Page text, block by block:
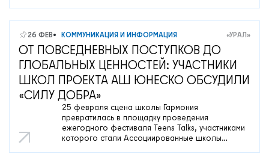
край, Ульяновская область, г. Казань, г.
Мариуполь, г. Санкт-Петербург.
26 ФЕВ КОММУНИКАЦИЯ И ИНФОРМАЦИЯ «УРАЛ»
ОТ ПОВСЕДНЕВНЫХ ПОСТУПКОВ ДО
ГЛОБАЛЬНЫХ ЦЕННОСТЕЙ: УЧАСТНИКИ
ШКОЛ ПРОЕКТА АШ ЮНЕСКО ОБСУДИЛИ
«СИЛУ ДОБРА»
25 февраля сцена школы Гармония
превратилась в площадку проведения
ежегодного фестиваля Teens Talks, участниками
которого стали Ассоциированные школы